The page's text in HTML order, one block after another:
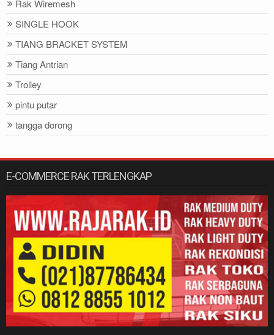
Rak Wiremesh
SINGLE HOOK
TIANG BRACKET SYSTEM
Tiang Antrian
Trolley
pintu putar
tangga dorong
E-COMMERCE RAK TERLENGKAP